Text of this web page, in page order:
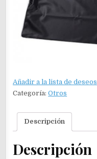
Añadir a la lista de deseos
Categoría:Otros
Descripción
Descripción